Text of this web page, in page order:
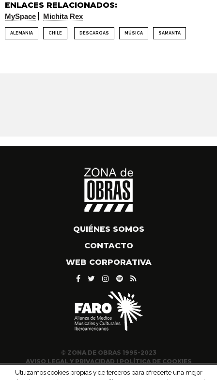
ENLACES RELACIONADOS:
MySpace Michita Rex
ALEMANIA CHILE DESCARGAS MÚSICA SAMANTA
QUIÉNES SOMOS
CONTACTO
WEB CORPORATIVA
© ZONA DE OBRAS 1995-2023
AVISO LEGAL Y PRIVACIDAD|POLÍTICA DE COOKIES
Utilizamos cookies propias y de terceros para ofrecerte una mejor